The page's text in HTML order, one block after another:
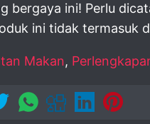
bergaya ini! Perlu
ini tidak termasuk
Makan,